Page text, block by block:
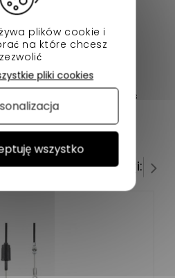
pour
LIGIER
conçu pour les
gamme Nova .
tej samej kategorii:
plików cookie i
na które chcesz
zezwolić
wszystko
pliki cookies